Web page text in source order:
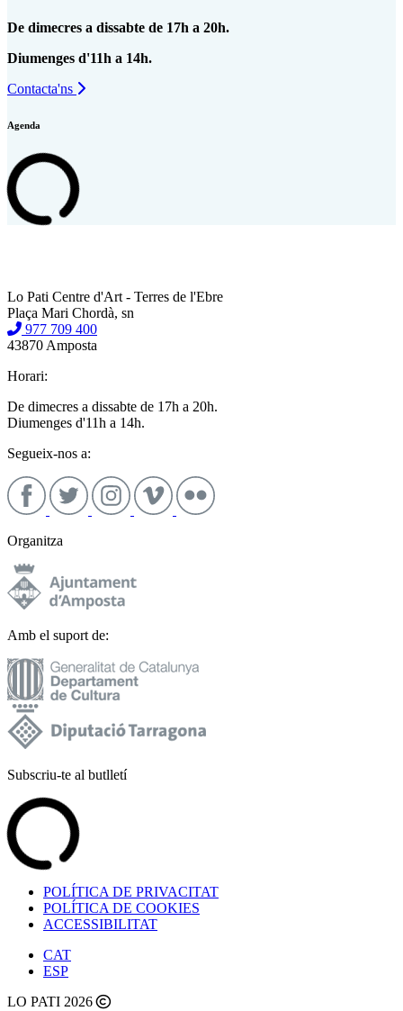
De dimecres a dissabte de 17h a 20h.
Diumenges d'11h a 14h.
Contacta'ns
Agenda
Lo Pati Centre d'Art - Terres de l'Ebre
Plaça Mari Chordà, sn
977 709 400
43870 Amposta
Horari:
De dimecres a dissabte de 17h a 20h.
Diumenges d'11h a 14h.
Segueix-nos a:
Organitza
Amb el suport de:
Subscriu-te al butlletí
POLÍTICA DE PRIVACITAT
POLÍTICA DE COOKIES
ACCESSIBILITAT
CAT
ESP
LO PATI 2026